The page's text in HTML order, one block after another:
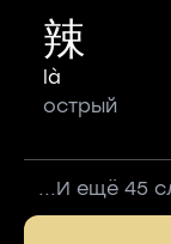
辣
là
острый
...И ещё 45